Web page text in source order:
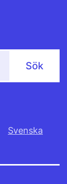
Svenska